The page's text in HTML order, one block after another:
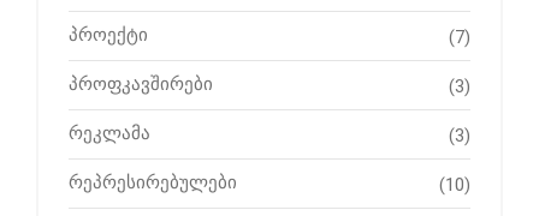
პროექტი (7)
პროფკავშირები (3)
რეკლამა (3)
რეპრესირებულები (10)